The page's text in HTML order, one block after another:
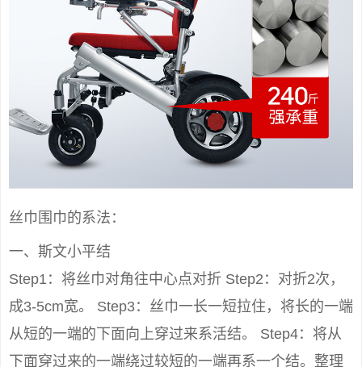
丝巾围巾的系法：
一、斯文小平结
Step1：将丝巾对角往中心点对折 Step2：对折2次，
成3-5cm宽。 Step3：丝巾一长一短拉住，将长的一端
从短的一端的下面向上穿过来系活结。 Step4：将从
下面穿过来的一端绕过较短的一端再系一个结。整理